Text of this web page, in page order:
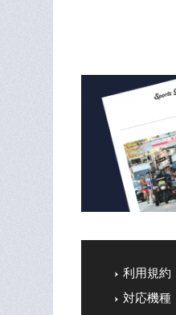
利用規約
対応機種